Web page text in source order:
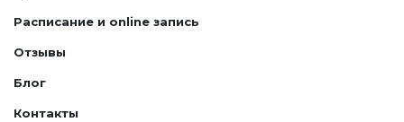
Расписание и online запись
Отзывы
Блог
Контакты